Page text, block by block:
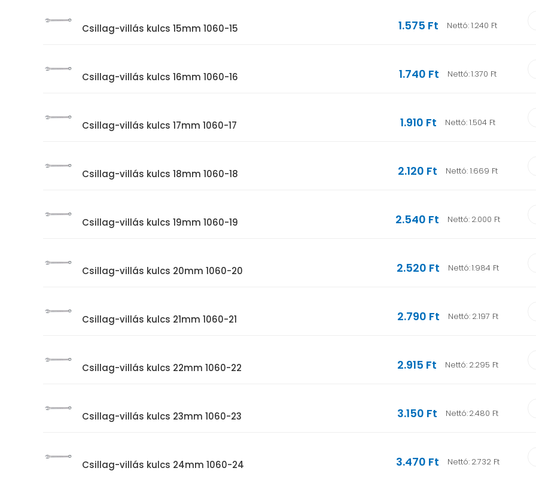
Csillag-villás kulcs 15mm 1060-15 1.575 Ft Nettó:1.240 Ft
Csillag-villás kulcs 16mm 1060-16 1.740 Ft Nettó:1.370 Ft
Csillag-villás kulcs 17mm 1060-17 1.910 Ft Nettó:1.504 Ft
Csillag-villás kulcs 18mm 1060-18 2.120 Ft Nettó:1.669 Ft
Csillag-villás kulcs 19mm 1060-19 2.540 Ft Nettó: 2.000 Ft
Csillag-villás kulcs 20mm 1060-20 2.520 Ft Nettó:1.984 Ft
Csillag-villás kulcs 21mm 1060-21 2.790 Ft Nettó: 2.197 Ft
Csillag-villás kulcs 22mm 1060-22 2.915 Ft Nettó: 2.295 Ft
Csillag-villás kulcs 23mm 1060-23 3.150 Ft Nettó:2.480 Ft
Csillag-villás kulcs 24mm 1060-24 3.470 Ft Nettó: 2.732 Ft